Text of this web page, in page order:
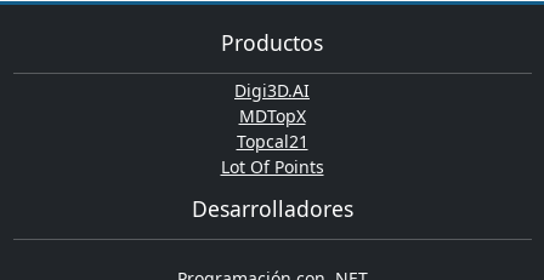
Productos
Digi3D.AI
MDTopX
Topcal21
Lot Of Points
Desarrolladores